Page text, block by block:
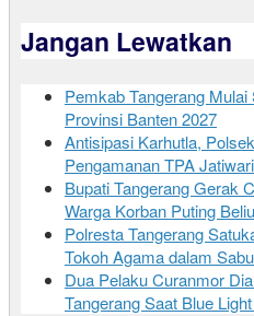
Jangan Lewatkan
Pemkab Tangerang
Provinsi Banten 2027
Antisipasi Karhutla,
Pengamanan TPA
Bupati Tangerang Gerak
Warga Korban Puting
Polresta Tangerang
Tokoh Agama dalam
Dua Pelaku Curanmor
Tangerang Saat Blue